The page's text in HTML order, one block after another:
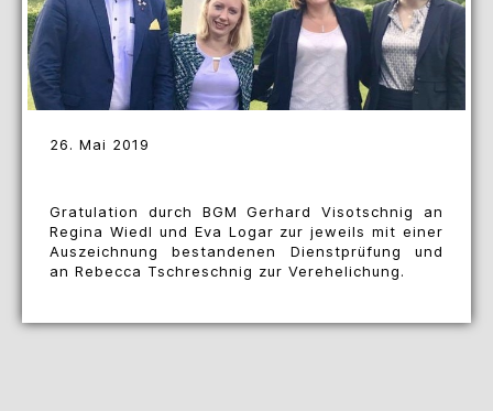
26. Mai 2019
Gratulation durch BGM Gerhard Visotschnig an
Regina Wiedl und Eva Logar zur jeweils mit einer
Auszeichnung bestandenen Dienstprüfung und
an Rebecca Tschreschnig zur Verehelichung.